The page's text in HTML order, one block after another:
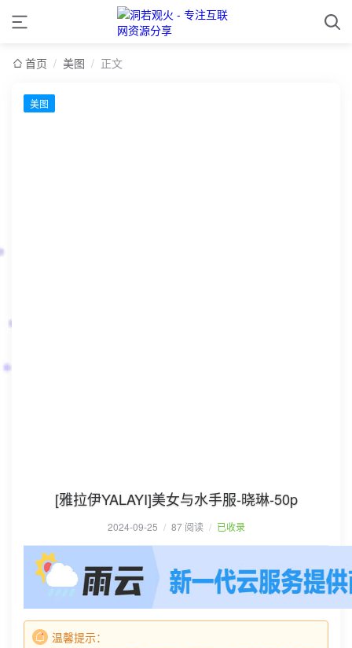
首页 / 美图 / 正文
美图
[雅拉伊YALAYI]美女与水手服-晓琳-50p
2024-09-25 / 87 阅读 / 已收录
温馨提示：